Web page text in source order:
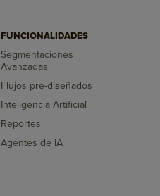
FUNCIONALIDADES
Segmentaciones
Avanzadas
Flujos pre-diseñados
Inteligencia Artificial
Reportes
Agentes de IA